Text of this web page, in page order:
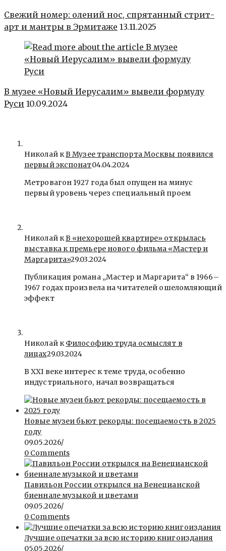
Свежий номер: олений нос, спрятанный стрит-
арт и мантры в Эрмитаже 13.11.2025
В музее «Новый Иерусалим» вывели формулу
Руси 10.09.2024
Николай кВ Музее транспорта Москвы появился
первый экспонат04.04.2024
Метровагон 1927 года был опущен на минус
первый уровень через специальный проем
Николай кВ «нехорошей квартире» открылась
выставка к премьере нового фильма «Мастер и
Маргарита»29.03.2024
Публикация романа „Мастер и Маргарита“ в 1966–
1967 годах произвела на читателей ошеломляющий
эффект
Николай кФилософию труда осмыслят в
лицах29.03.2024
В ХХI веке интерес к теме труда, особенно
индустриального, начал возвращаться
Новые музеи бьют рекорды: посещаемость в 2025
году
09.05.2026/
0 Comments
Павильон России открылся на Венецианской
биеннале музыкой и цветами
09.05.2026/
0 Comments
Лучшие опечатки за всю историю книгоиздания
05.05.2026/